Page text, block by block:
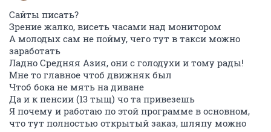
Сайты писать?
Зрение жалко, висеть часами над монитором
А молодых сам не пойму, чего тут в такси можно
заработать
Ладно Средняя Азия, они с голодухи и тому рады!
Мне то главное чтоб движняк был
Чтоб бока не мять на диване
Да и к пенсии (13 тыщ) чо та привезешь
Я почему и работаю по этой программе в основном,
что тут полностью открытый заказ, шляпу можно